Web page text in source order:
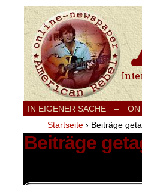
IN EIGENER SACHE –
Startseite › Beiträge
Beiträge